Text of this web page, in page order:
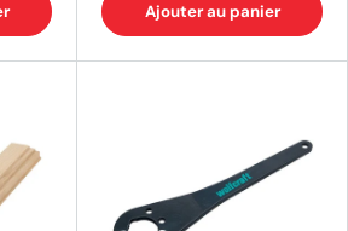
Ajouter au panier